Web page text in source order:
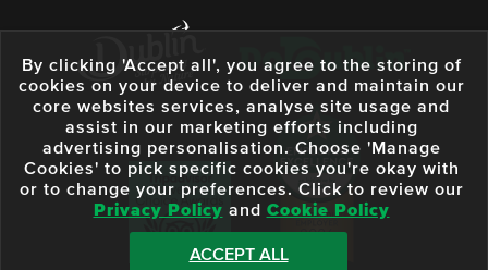
By clicking 'Accept all', you agree to the storing of
cookies on your device to deliver and maintain our
core websites services, analyse site usage and
assist in our marketing efforts including
advertising personalisation. Choose 'Manage
Cookies' to pick specific cookies you're okay with
or to change your preferences. Click to review our
Privacy Policy and Cookie Policy
ACCEPT ALL